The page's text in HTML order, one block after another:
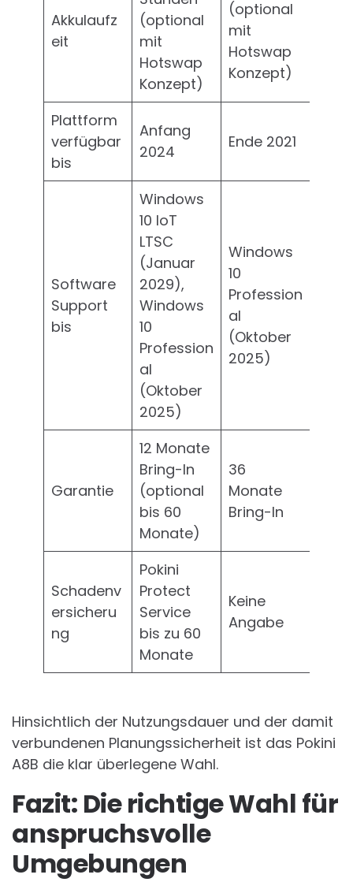
Akkulaufz
eit
(optional
mit
Hotswap
Konzept)
(optional
mit
Hotswap
Konzept)
Plattform
verfügbar
bis
Anfang
2024
Ende 2021
Software
Support
bis
Windows
10 IoT
LTSC
(Januar
2029),
Windows
10
Profession
al
(Oktober
2025)
Windows
10
Profession
al
(Oktober
2025)
Garantie
12 Monate
Bring-In
(optional
bis 60
Monate)
36
Monate
Bring-In
Schadenv
ersicheru
ng
Pokini
Protect
Service
bis zu 60
Monate
Keine
Angabe
Hinsichtlich der Nutzungsdauer und der damit
verbundenen Planungssicherheit ist das Pokini
A8B die klar überlegene Wahl.
Fazit: Die richtige Wahl für
anspruchsvolle
Umgebungen